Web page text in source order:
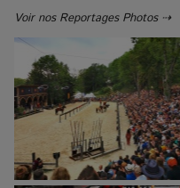
Voir nos Reportages Photos ⇢